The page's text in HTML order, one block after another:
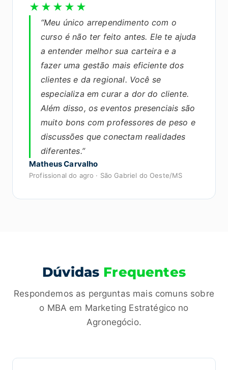
★★★★★
“Meu único arrependimento com o
curso é não ter feito antes. Ele te ajuda
a entender melhor sua carteira e a
fazer uma gestão mais eficiente dos
clientes e da regional. Você se
especializa em curar a dor do cliente.
Além disso, os eventos presenciais são
muito bons com professores de peso e
discussões que conectam realidades
diferentes.”
Matheus Carvalho
Profissional do agro · São Gabriel do Oeste/MS
Dúvidas Frequentes
Respondemos as perguntas mais comuns sobre
o MBA em Marketing Estratégico no
Agronegócio.